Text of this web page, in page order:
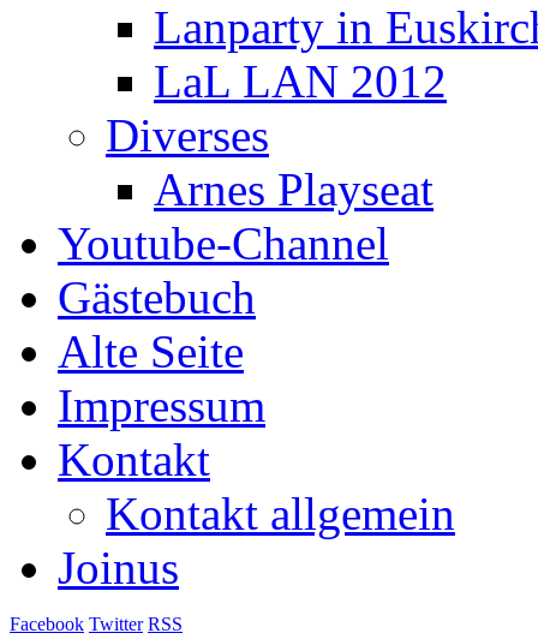
Lanparty in
LaL LAN 2012
Diverses
Arnes Playseat
Youtube-Channel
Gästebuch
Alte Seite
Impressum
Kontakt
Kontakt allgemein
Joinus
Facebook Twitter RSS